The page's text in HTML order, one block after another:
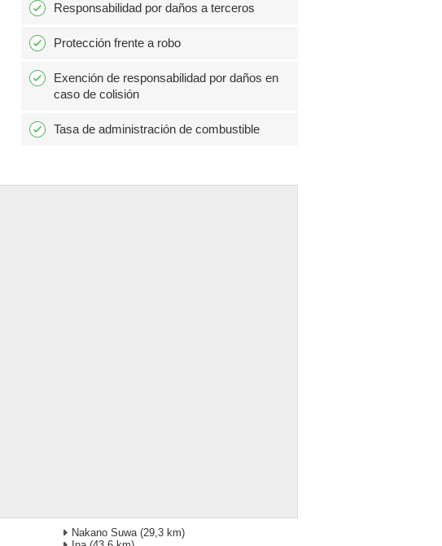
Responsabilidad por daños a terceros
Protección frente a robo
Exención de responsabilidad por daños en
caso de colisión
Tasa de administración de combustible
Nakano Suwa (29,3 km)